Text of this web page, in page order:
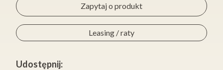
Zapytaj o produkt
Leasing / raty
Udostępnij: